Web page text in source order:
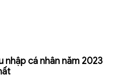
nhập cá nhân năm 2023